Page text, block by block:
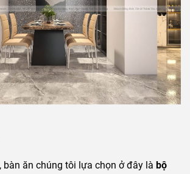
bàn ăn chúng tôi lựa chọn ở đây là bộ